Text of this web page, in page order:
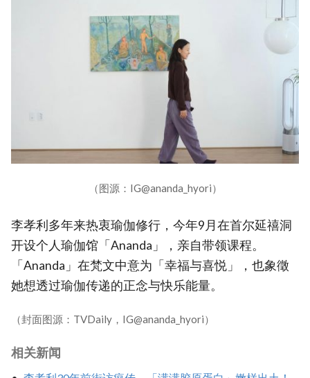
（图源：IG@ananda_hyori）
李孝利多年来热衷瑜伽修行，今年9月在首尔延禧洞
开设个人瑜伽馆「Ananda」，亲自带领课程。
「Ananda」在梵文中意为「幸福与喜悦」，也象徵
她想透过瑜伽传递的正念与快乐能量。
（封面图源：TVDaily，IG@ananda_hyori）
相关新闻